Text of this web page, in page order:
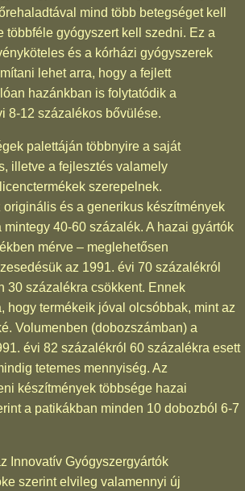
mind több betegséget kell
többféle gyógyszert kell szedni. Ez a
és a kórházi gyógyszerek
lehet arra, hogy a fejlett
hazánkban is folytatódik a
8-12 százalékos bővülése.
palettáján többnyire a saját
illetve a fejlesztés valamely
szerepelnek.
originális és a generikus készítmények
40-60 százalék. A hazai gyártók
mérve – meglehetősen
az 1991. évi 70 százalékról
30 százalékra csökkent. Ennek
hogy termékeik jóval olcsóbbak, mint az
Volumenben (dobozszámban) a
évi 82 százalékról 60 százalékra esett
tetemes mennyiség. Az
készítmények többsége hazai
a patikákban minden 10 dobozból 6-7
Innovatív Gyógyszergyártók
szerint elvileg valamennyi új